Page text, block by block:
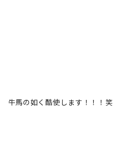
牛馬の如く酷使します！！！笑